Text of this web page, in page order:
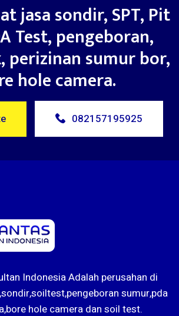
jasa sondir, SPT, Pit
Test, pengeboran,
perizinan sumur bor,
hole camera.
082157195925
Indonesia Adalah perusahan di
sumur,pda
hole camera dan soil test.